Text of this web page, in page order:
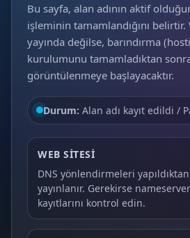
Bu sayfa, alan adının aktif
işleminin tamamlandığını
yayında değilse, barındırma
kurulumunu tamamladıktan
görüntülenmeye başlayacaktır.
Durum: Alan adı kayıt edildi /
WEB SITESI
DNS yönlendirmeleri
yayınlanır. Gerekirse
kayıtlarını kontrol edin.